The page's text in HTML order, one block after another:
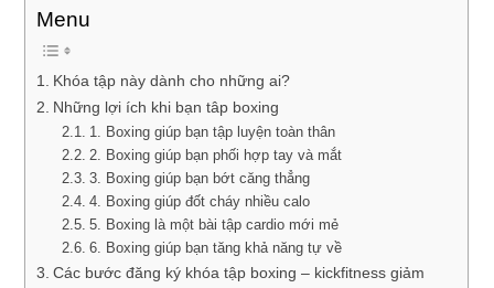
Menu
Khóa tập này dành cho những ai?
Những lợi ích khi bạn tâp boxing
1. Boxing giúp bạn tập luyện toàn thân
2. Boxing giúp bạn phối hợp tay và mắt
3. Boxing giúp bạn bớt căng thẳng
4. Boxing giúp đốt cháy nhiều calo
5. Boxing là một bài tập cardio mới mẻ
6. Boxing giúp bạn tăng khả năng tự về
Các bước đăng ký khóa tập boxing – kickfitness giảm